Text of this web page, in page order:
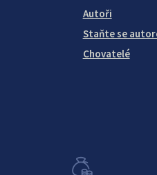
Autoři
Staňte se
Chovatelé